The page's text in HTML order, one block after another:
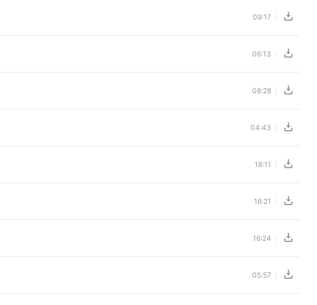
09:17
06:13
08:28
04:43
18:11
16:21
16:24
05:57